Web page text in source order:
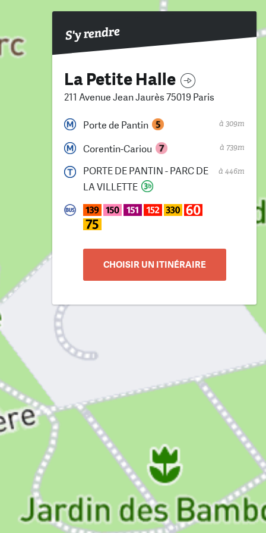
S'y rendre
La Petite Halle
211 Avenue Jean Jaurès 75019 Paris
Porte de Pantin à 309m
Corentin-Cariou à 739m
PORTE DE PANTIN - PARC DE
LA VILLETTE
à 446m
CHOISIR UN ITINÉRAIRE